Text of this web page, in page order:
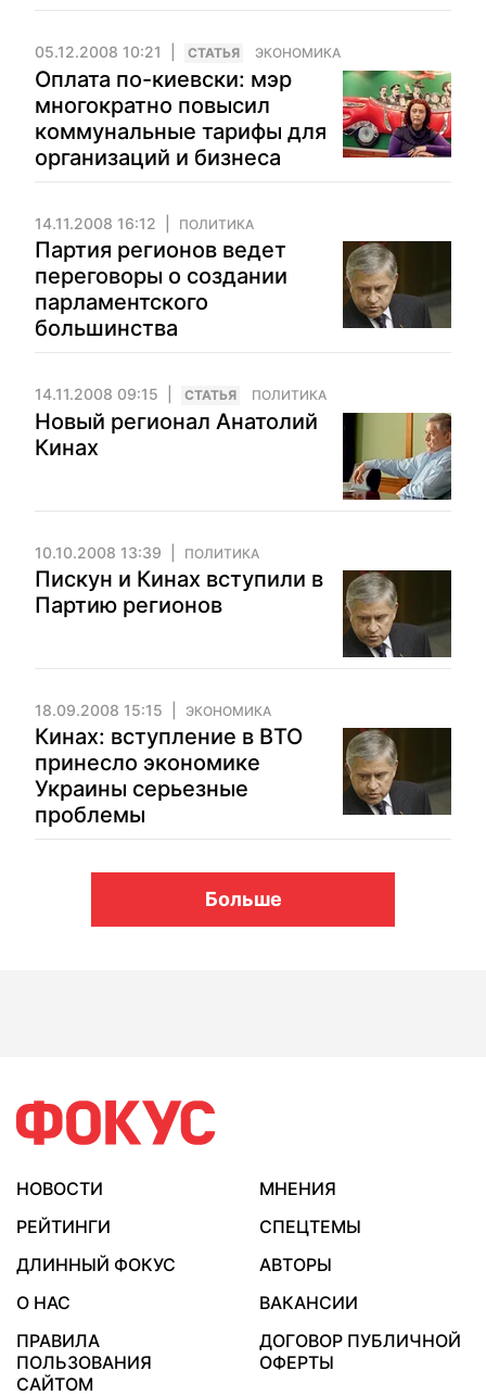
05.12.2008 10:21 CТАТЬЯ ЭКОНОМИКА
Оплата по-киевски: мэр
многократно повысил
коммунальные тарифы для
организаций и бизнеса
14.11.2008 16:12 ПОЛИТИКА
Партия регионов ведет
переговоры о создании
парламентского
большинства
14.11.2008 09:15 CТАТЬЯ ПОЛИТИКА
Новый регионал Анатолий
Кинах
10.10.2008 13:39 ПОЛИТИКА
Пискун и Кинах вступили в
Партию регионов
18.09.2008 15:15 ЭКОНОМИКА
Кинах: вступление в ВТО
принесло экономике
Украины серьезные
проблемы
Больше
НОВОСТИ
МНЕНИЯ
РЕЙТИНГИ
СПЕЦТЕМЫ
ДЛИННЫЙ ФОКУС
АВТОРЫ
О НАС
ВАКАНСИИ
ПРАВИЛА
ПОЛЬЗОВАНИЯ
САЙТОМ
ДОГОВОР ПУБЛИЧНОЙ
ОФЕРТЫ